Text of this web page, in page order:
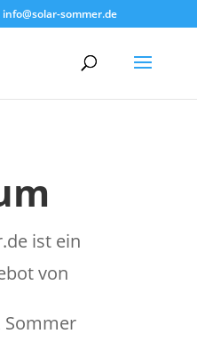
info@solar-sommer.de
ist ein
von
Sommer